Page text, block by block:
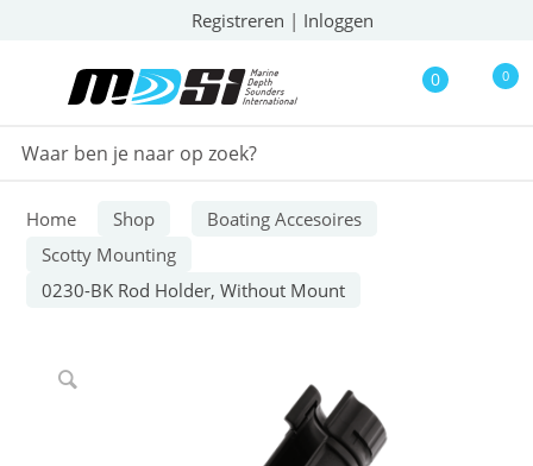
Registreren | Inloggen
0 0
Home Shop
Boating Accesoires
Scotty Mounting
0230-BK Rod Holder, Without Mount